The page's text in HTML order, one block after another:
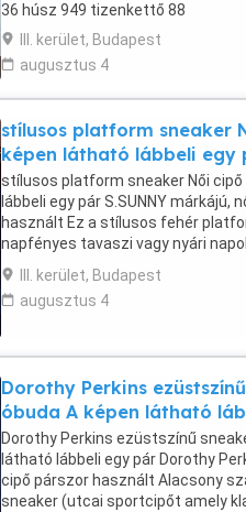
36 húsz 949 tizenkettő 88
III. kerület, Budapest
augusztus 4
stílusos platform sneaker
képen látható lábbeli egy
stílusos platform sneaker Női
lábbeli egy pár S.SUNNY
használt Ez a stílusos fehér
napfényes tavaszi vagy nyári
nemcsak divatos, de remekül ...
III. kerület, Budapest
augusztus 4
Dorothy Perkins
óbuda A képen látható
Dorothy Perkins ezüstszínű
látható lábbeli egy pár Dorothy
cipő párszor használt Alacsony
sneaker (utcai sportcipőt amely